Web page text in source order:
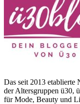
Das seit 2013
der Altersgruppen ü30,
für Mode, Beauty und